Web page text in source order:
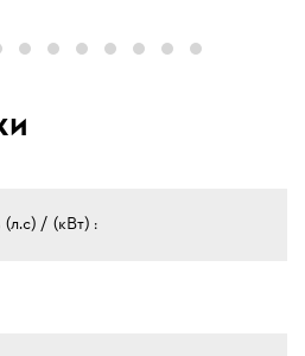
/ (кВт) :